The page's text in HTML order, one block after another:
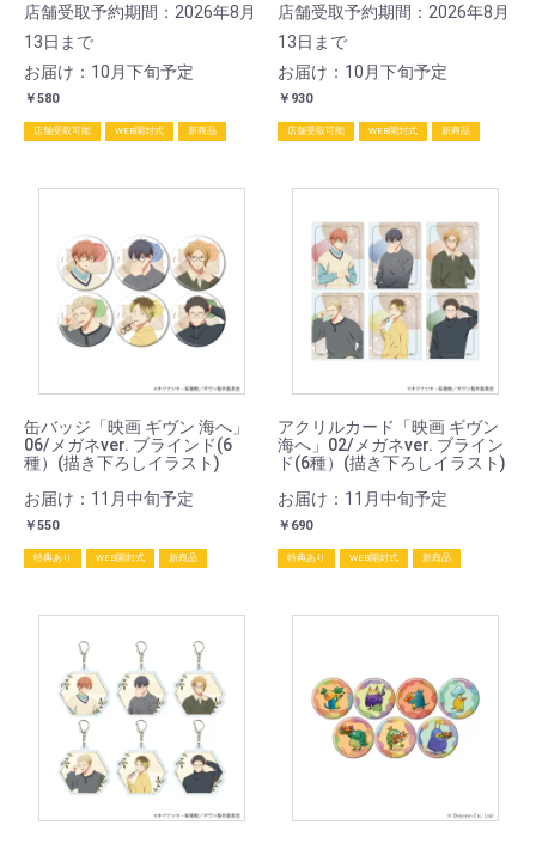
店舗受取予約期間：2026年8月
13日まで
お届け：10月下旬予定
￥580
店舗受取可能 WEB開封式 新商品
店舗受取予約期間：2026年8月
13日まで
お届け：10月下旬予定
￥930
店舗受取可能 WEB開封式 新商品
缶バッジ「映画 ギヴン 海へ」
06/メガネver. ブラインド(6
種）(描き下ろしイラスト)
お届け：11月中旬予定
￥550
特典あり WEB開封式 新商品
アクリルカード「映画 ギヴン
海へ」02/メガネver. ブライン
ド(6種）(描き下ろしイラスト)
お届け：11月中旬予定
￥690
特典あり WEB開封式 新商品